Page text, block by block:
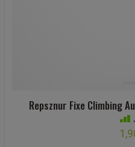
Repsznur Fixe Climbing